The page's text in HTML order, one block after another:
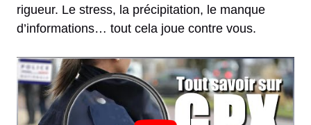
rigueur. Le stress, la précipitation, le manque
d’informations… tout cela joue contre vous.